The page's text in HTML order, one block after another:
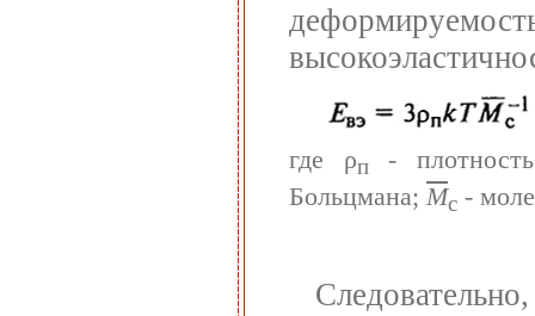
где ρп-
Больцмана; Мс -